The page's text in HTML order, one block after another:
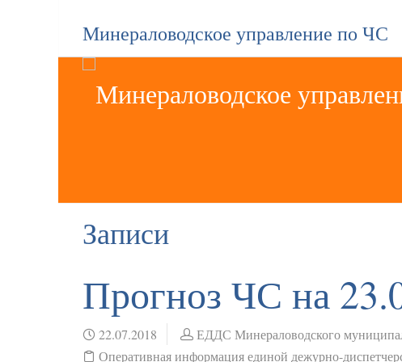
Минераловодское управление по ЧС
Записи
Прогноз ЧС на
22.07.2018
ЕДДС Минераловодского
Оперативная информация единой дежурно-